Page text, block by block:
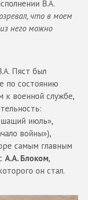
В.А.
что в моем
него можно
Пяст был
по состоянию
к военной службе,
июль»,
войны»),
самым главным
А.А. Блоком,
он стал.